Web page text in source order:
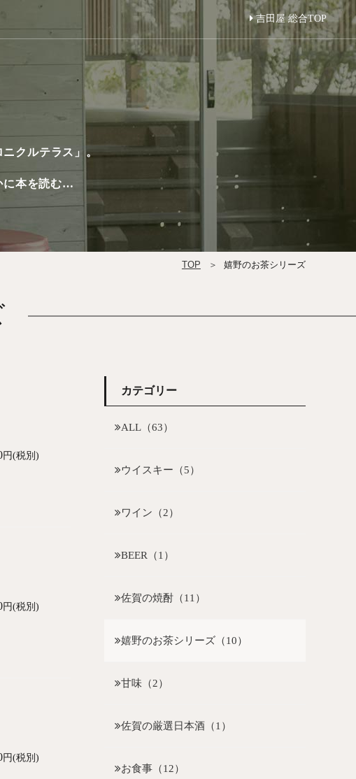
ニクルテラス」。
に本を読む…
吉田屋 総合TOP
TOP 嬉野のお茶シリーズ
円(税別)
円(税別)
円(税別)
カテゴリー
ALL（63）
ウイスキー（5）
ワイン（2）
BEER（1）
佐賀の焼酎（11）
嬉野のお茶シリーズ（10）
甘味（2）
佐賀の厳選日本酒（1）
お食事（12）